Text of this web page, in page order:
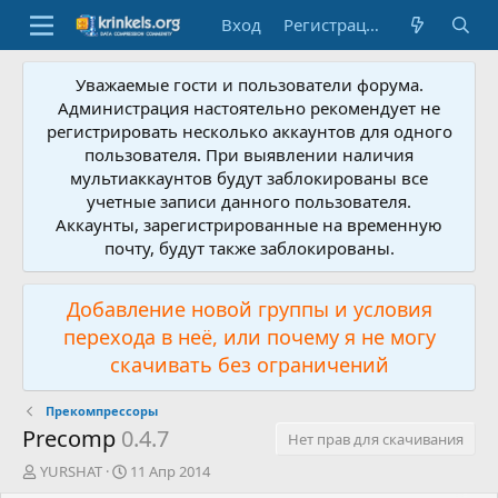
Вход Регистрация
Уважаемые гости и пользователи форума.
Администрация настоятельно рекомендует не
регистрировать несколько аккаунтов для одного
пользователя. При выявлении наличия
мультиаккаунтов будут заблокированы все
учетные записи данного пользователя.
Аккаунты, зарегистрированные на временную
почту, будут также заблокированы.
Добавление новой группы и условия
перехода в неё, или почему я не могу
скачивать без ограничений
Прекомпрессоры
Precomp 0.4.7
Нет прав для скачивания
А
YURSHAT
Д11 Апр 2014